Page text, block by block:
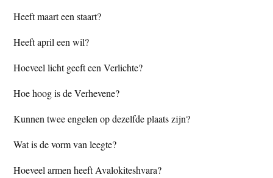
Heeft maart een staart?
Heeft april een wil?
Hoeveel licht geeft een Verlichte?
Hoe hoog is de Verhevene?
Kunnen twee engelen op dezelfde plaats zijn?
Wat is de vorm van leegte?
Hoeveel armen heeft Avalokiteshvara?